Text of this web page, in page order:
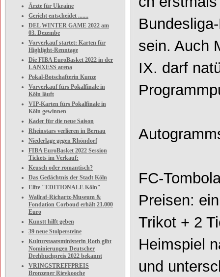
Ärzte für Ukraine
Gericht entscheidet .......
DEL WINTER GAME 2022 am
03. Dezembe
Vorverkauf startet: Karten für
Highlight-Renntage
Die FIBA EuroBasket 2022 in der
LANXESS arena
Pokal-Botschafterin Kunze
Vorverkauf fürs Pokalfinale in
Köln läuft
VIP-Karten fürs Pokalfinale in
Köln gewinnen
Kader für die neue Saison
Rheinstars verlieren in Bernau
Niederlage gegen Rhöndorf
FIBA EuroBasket 2022 Session
Tickets im Verkauf:
Keusch oder romantisch?
Das Gedächtnis der Stadt Köln
Elfte "EDITIONALE Köln"
Wallraf-Richartz-Museum &
Fondation Corboud erhält 21.000
Euro
Kunstt hilft geben
39 neue Stolpersteine
Kulturstaatsministerin Roth gibt
Nominierungen Deutscher
Drehbuchpreis 2022 bekannt
VRINGSTREFFPREIS
Bronzener Rievkooche
Bundesliga-
sein. Auch
IX. darf
FC-
Preisen:
Trikot + 2
Heimspiel
und